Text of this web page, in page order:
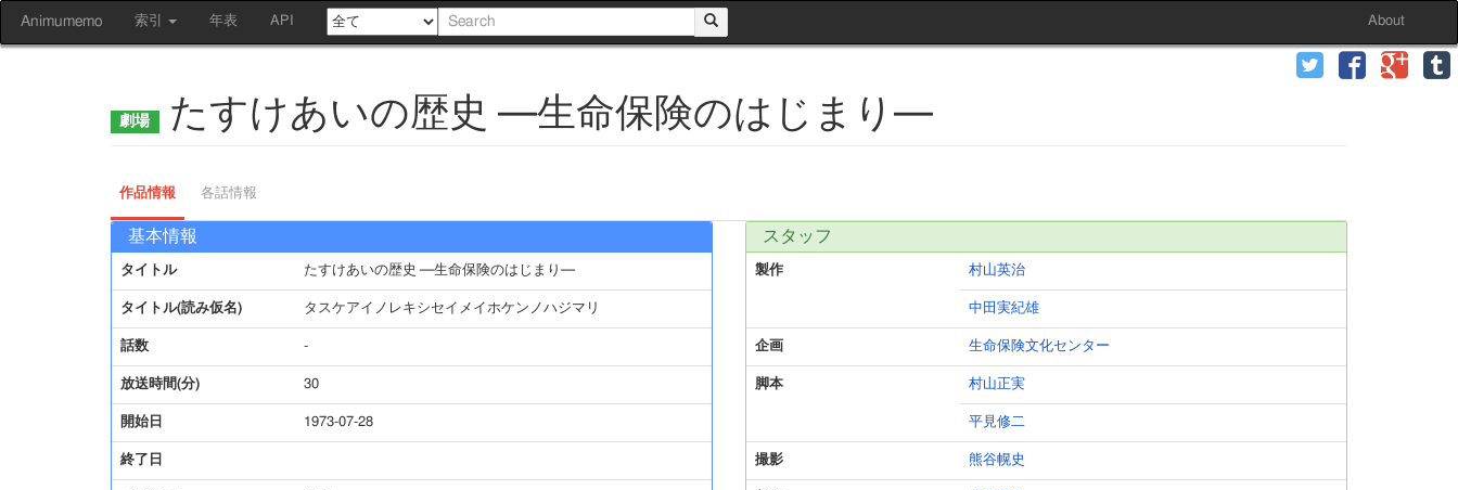
Animumemo 索引 年表 API About
たすけあいの歴史 ─生命保険のはじまり─
作品情報 各話情報
基本情報
タイトル たすけあいの歴史 ─生命保険のはじまり─
タイトル(読み仮名) タスケアイノレキシセイメイホケンノハジマリ
話数 -
放送時間(分) 30
開始日 1973-07-28
終了日
スタッフ
製作 村山英治
中田実紀雄
企画 生命保険文化センター
脚本 村山正実
平見修二
撮影 熊谷幌史